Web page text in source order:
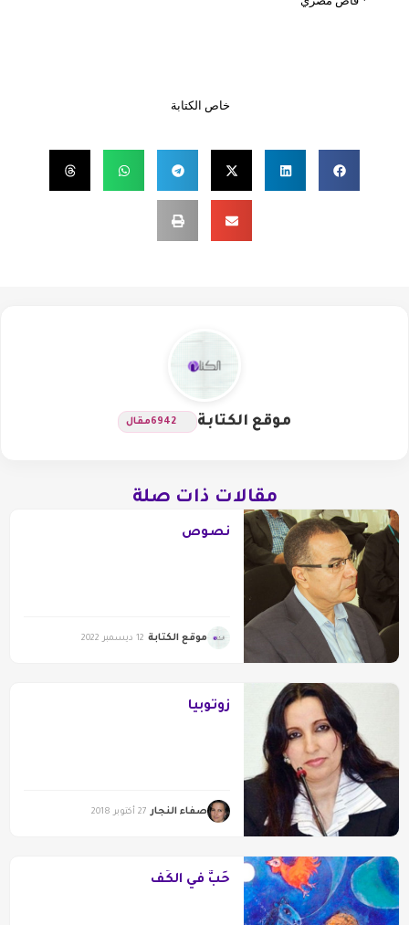
خاص الكتابة
موقع الكتابة 6942مقال
مقالات ذات صلة
نصوص
موقع الكتابة 12 ديسمبر 2022
زوتوبيا
صفاء النجار 27 أكتوبر 2018
حَبٌّ في الكَفّ